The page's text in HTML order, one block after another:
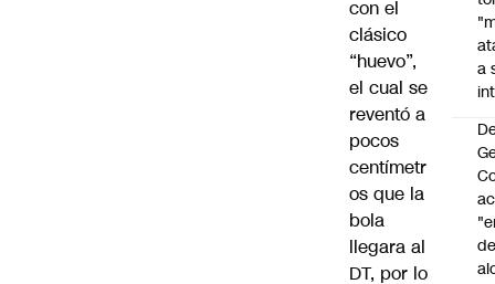
con el
clásico
“huevo”,
el cual se
reventó a
pocos
centímetr
os que la
bola
llegara al
DT, por lo
a